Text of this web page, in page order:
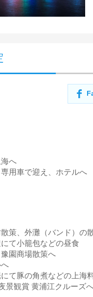
へ
用車で迎え、ホテルへ
策、外灘（バンド）の
て小籠包などの昼食
園商場散策へ
て豚の角煮などの上海
賞 黄浦江クルーズ